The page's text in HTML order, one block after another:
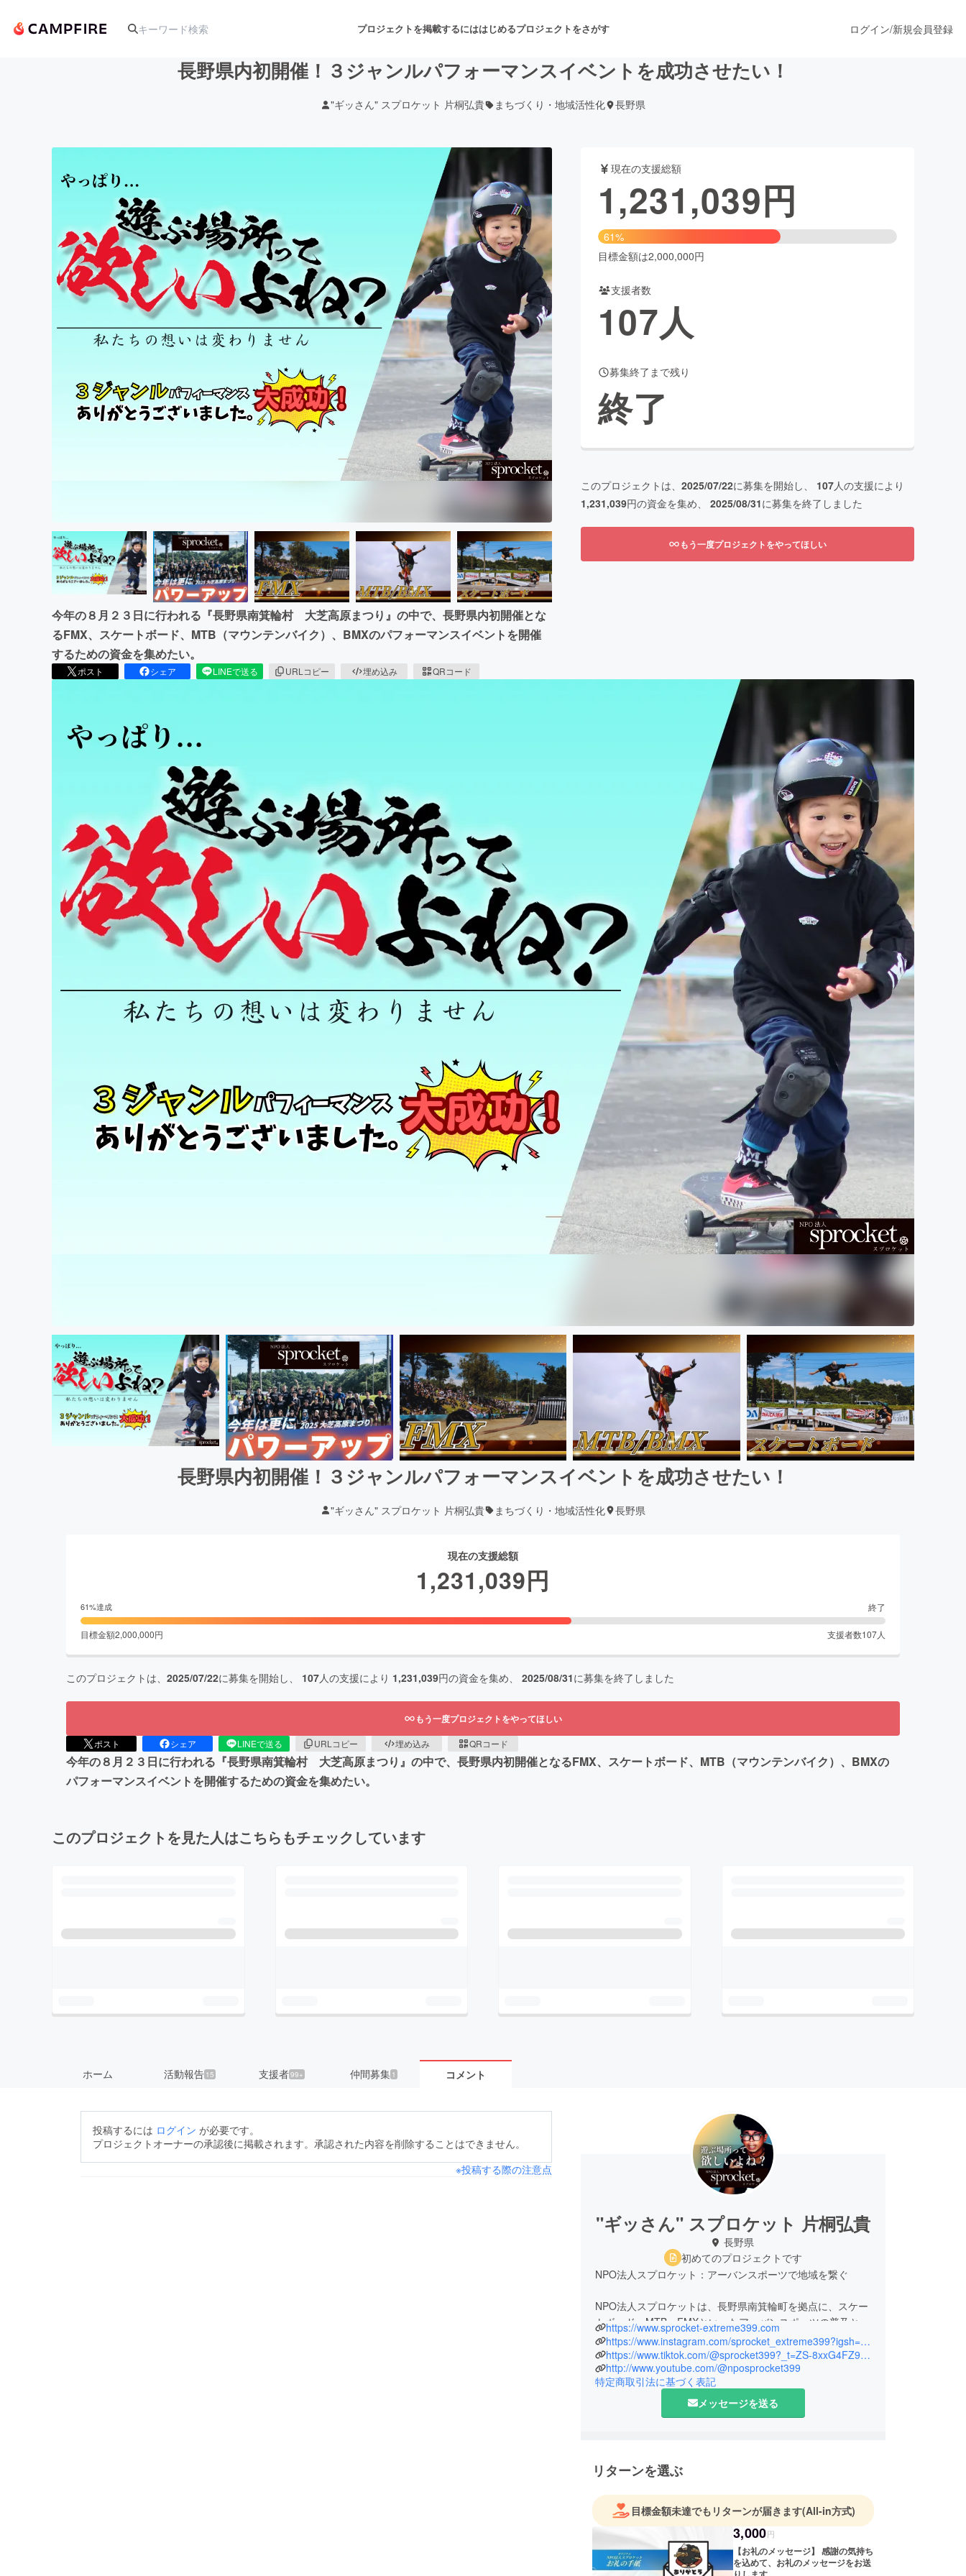
プロジェクトを掲載するにははじめるプロジェクトをさがす
舞台・パフォーマンス
テクノロジー・ガジェット ゲーム・サービス開発 フード・飲食店 ファッション
映像・映画 アニメ・漫画
ビジネス・起業 チャレンジ ビューティー・ヘルスケア
まちづくり・地域活性化
CAMPFIRE for Social GoodCAMPFIRE Creation
CAMPFIREふるさと納税machi-ya コミュニティ
ログイン/新規会員登録
長野県内初開催！３ジャンルパフォーマンスイベントを成功させたい！
"ギッさん" スプロケット 片桐弘貴 まちづくり・地域活性化 長野県
今年の８月２３日に行われる『長野県南箕輪村 大芝高原まつり』の中で、長野県内初開催とな
るFMX、スケートボード、MTB（マウンテンバイク）、BMXのパフォーマンスイベントを開催
するための資金を集めたい。
ポスト シェア LINEで送る URLコピー 埋め込み QRコード
現在の支援総額
1,231,039円
61%
目標金額は2,000,000円
支援者数
107人
募集終了まで残り
終了
このプロジェクトは、 2025/07/22に募集を開始し、 107人の支援により
1,231,039円の資金を集め、 2025/08/31に募集を終了しました
もう一度プロジェクトをやってほしい
長野県内初開催！３ジャンルパフォーマンスイベントを成功させたい！
"ギッさん" スプロケット 片桐弘貴 まちづくり・地域活性化 長野県
現在の支援総額
1,231,039円
61%達成 終了
目標金額2,000,000円 支援者数107人
このプロジェクトは、 2025/07/22に募集を開始し、 107人の支援により 1,231,039円の資金を集め、 2025/08/31に募集を終了しました
もう一度プロジェクトをやってほしい
ポスト シェア LINEで送る URLコピー 埋め込み QRコード
今年の８月２３日に行われる『長野県南箕輪村 大芝高原まつり』の中で、長野県内初開催となるFMX、スケートボード、MTB（マウンテンバイク）、BMXの
パフォーマンスイベントを開催するための資金を集めたい。
このプロジェクトを見た人はこちらもチェックしています
ホーム 活動報告 15 支援者99+ 仲間募集 1 コメント
投稿するには ログイン が必要です。
プロジェクトオーナーの承認後に掲載されます。承認された内容を削除することはできません。
※投稿する際の注意点
"ギッさん" スプロケット 片桐弘貴
長野県
初めてのプロジェクトです
NPO法人スプロケット：アーバンスポーツで地域を繋ぐ
NPO法人スプロケットは、長野県南箕輪町を拠点に、スケー
トボード、MTB、FMXといったアーバンスポーツの普及と、
安全な環境づくりに取り組んでいます。「人と人をつなぐ歯
車になりたい」という想いを胸に、地域社会の活性化に貢献
することを目指しています。
地方では、アーバンスポーツを楽しめる場所が不足していま
す。私たちはこの課題を解決するため、使われなくなった
プール跡地などを活用し、誰もが安心して楽しめる本格的な
さを伝えてきました。
代表自身もプロライダーとして活躍後、怪我の経験から環境
整備の重要性を痛感し、本NPOを設立しました。この経験に
基づき、安全で質の高い施設提供に尽力しています。
いただいた支援は、建設費や安全対策に充当され、透明性の
https://www.sprocket-extreme399.com
https://www.instagram.com/sprocket_extreme399?igsh=MTQ1MWEwczByeGR1bg==
https://www.tiktok.com/@sprocket399?_t=ZS-8xxG4FZ9ZMi&_r=1
http://www.youtube.com/@nposprocket399
特定商取引法に基づく表記
メッセージを送る
リターンを選ぶ
目標金額未達でもリターンが届きます(All-in方式)
3,000円
【お礼のメッセージ】 感謝の気持ち
を込めて、お礼のメッセージをお送